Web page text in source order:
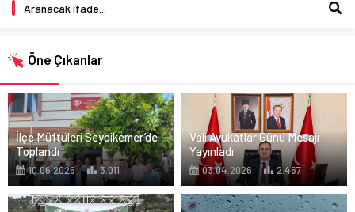
Öne Çıkanlar
İlçe Müftüleri Seydikemer’de
Toplandı
10.06.2026 3.011
Vali Avukatlar Günü Mesajı
Yayınladı
03.04.2026 2.467